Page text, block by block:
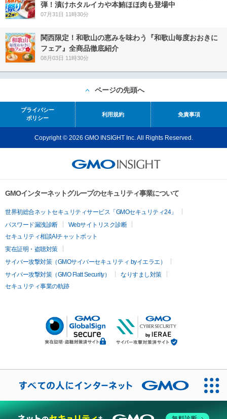
弾！漬けホタルイカや本鮪ほほ肉も登場中
07月31日 11時30分
関西限定！和歌山の恵みを味わう『和歌山毎度おおきに
フェア』全商品徹底紹介
08月03日 11時30分
ページの先頭へ
プライバシー
ポリシー
利用規約 免責事項
Copyright © 2026 GMO INSIGHT Inc. All Rights Reserved.
GMOインターネットグループのセキュリティ事業について
世界初総合ネットセキュリティサービス「GMOセキュリティ24」
パスワード漏洩診断
Webサイトリスク診断
セキュリティ相談AIチャットボット
実在証明・盗聴対策
サイバー攻撃対策（GMOサイバーセキュリティ byイエラエ）
サイバー攻撃対策（GMO Flatt Security）
なりすまし対策
セキュリティ事業の軌跡